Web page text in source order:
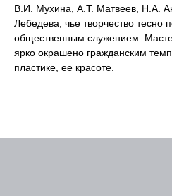
В.И. Мухина, А.Т. Матвеев, Н.А.
Лебедева, чье творчество тесно
общественным служением.
ярко окрашено гражданским
пластике, ее красоте.